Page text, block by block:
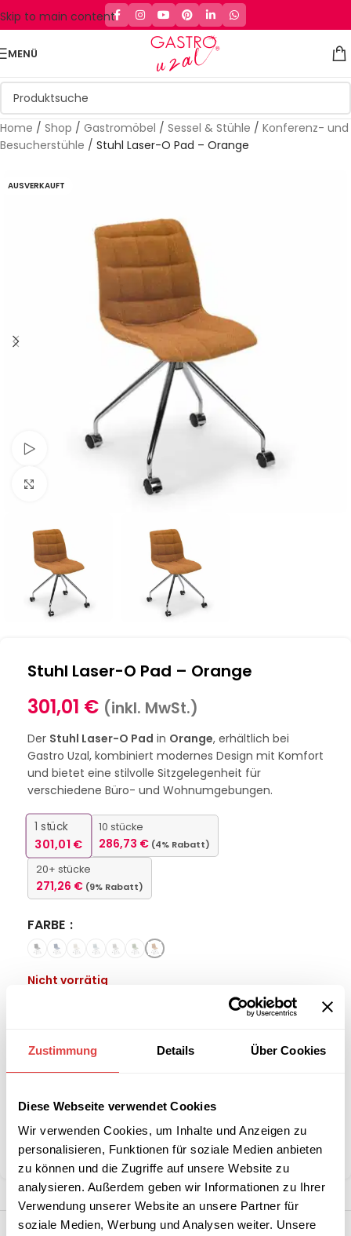
Zustimmung Details Über Cookies
Diese Webseite verwendet Cookies
Wir verwenden Cookies, um Inhalte und Anzeigen zu
personalisieren, Funktionen für soziale Medien anbieten
zu können und die Zugriffe auf unsere Website zu
analysieren. Außerdem geben wir Informationen zu Ihrer
Verwendung unserer Website an unsere Partner für
soziale Medien, Werbung und Analysen weiter. Unsere
Skip to main content
MENÜ
Home / Shop / Gastromöbel / Sessel & Stühle / Konferenz- und
Besucherstühle / Stuhl Laser-O Pad – Orange
AUSVERKAUFT
Schau Video
Klick zum Vergrößern
Stuhl Laser-O Pad – Orange
301,01 € (inkl. MwSt.)
Der Stuhl Laser-O Pad in Orange, erhältlich bei
Gastro Uzal, kombiniert modernes Design mit Komfort
und bietet eine stilvolle Sitzgelegenheit für
verschiedene Büro- und Wohnumgebungen.
1 stück
301,01€
10 stücke
286,73 € (4% Rabatt)
20+ stücke
271,26 € (9% Rabatt)
FARBE
Nicht vorrätig
Stückzahlen?
Kategorie: Konferenz- und Besucherstühle
Marke:Gastro Uzal
Teilen: